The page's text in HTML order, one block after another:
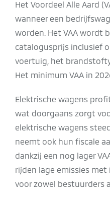
Het Voordeel Alle Aard
wanneer een
worden. Het VAA wordt
catalogusprijs inclusief
voertuig, het
Het minimum VAA in
Elektrische wagens
wat doorgaans zorgt
elektrische wagens
neemt ook hun fiscale
dankzij een nog lager
rijden lage emissies
voor zowel bestuurders